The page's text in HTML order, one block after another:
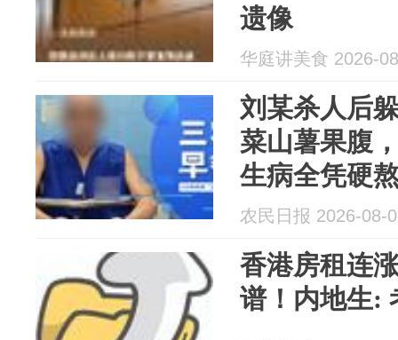
遗像
华庭讲美食 2026-
刘某杀人后
菜山薯果腹
生病全凭硬
么说话；租
遗像｜三农
农民日报 2026-08-
香港房租连
谱！内地生: